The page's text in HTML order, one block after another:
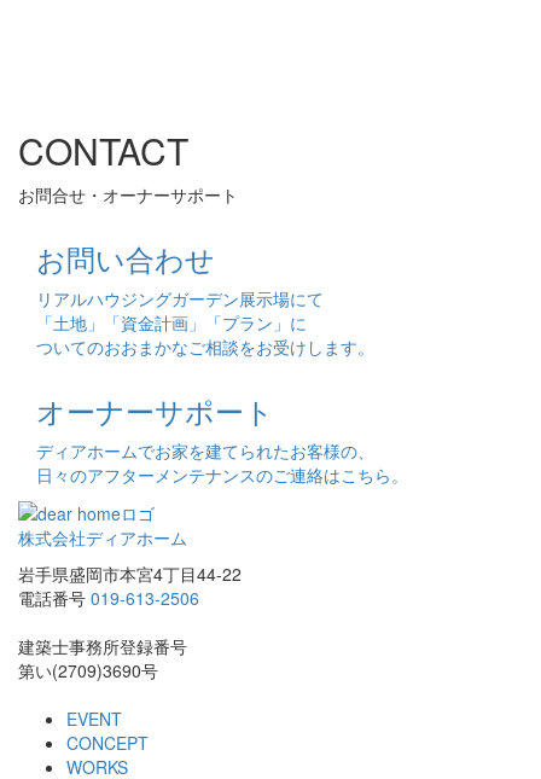
CONTACT
お問合せ・オーナーサポート
お問い合わせ
リアルハウジングガーデン展示場にて
「土地」「資金計画」「プラン」に
ついてのおおまかなご相談をお受けします。
オーナーサポート
ディアホームでお家を建てられたお客様の、
日々のアフターメンテナンスのご連絡はこちら。
株式会社ディアホーム
岩手県盛岡市本宮4丁目44-22
電話番号 019-613-2506
建築士事務所登録番号
第い(2709)3690号
EVENT
CONCEPT
WORKS